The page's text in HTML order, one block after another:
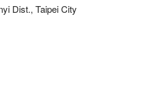
With the various art pieces, the
Dist., Taipei City